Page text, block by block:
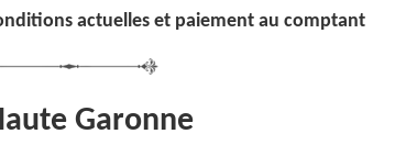
actuelles et paiement au comptant
Garonne